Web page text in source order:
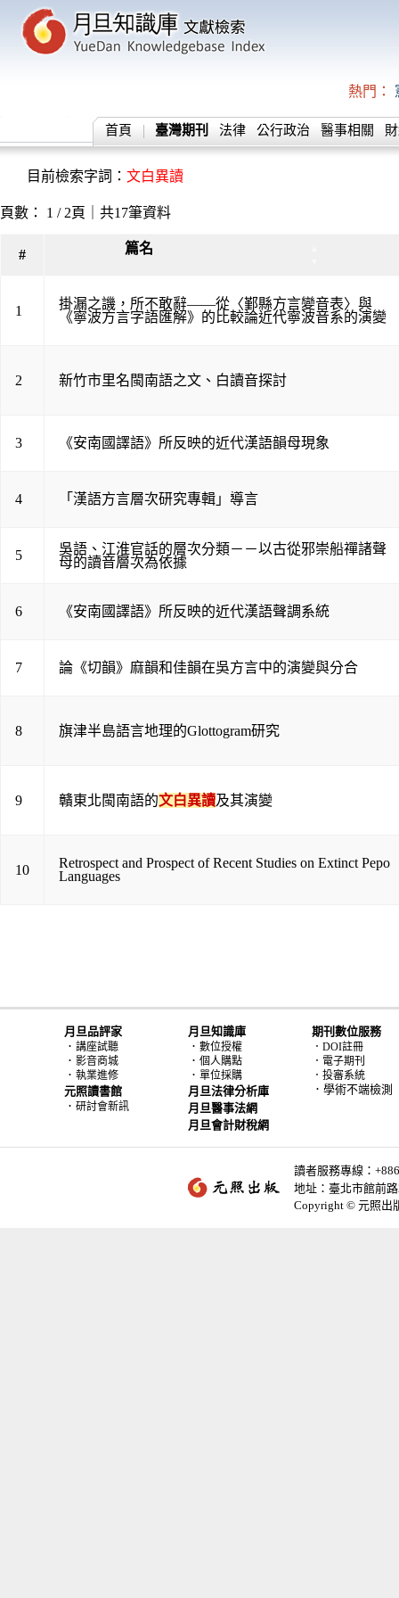
熱門：
首頁 臺灣期刊 法律 公行政治 醫事相關
目前檢索字詞： 文白異讀
頁數： 1 / 2頁｜共17筆資料
# 篇名
1
掛漏之譏，所不敢辭——從〈鄞縣方言變音表〉與
《寧波方言字語匯解》的比較論近代寧波音系的演變
2 新竹市里名閩南語之文、白讀音探討
3 《安南國譯語》所反映的近代漢語韻母現象
4 「漢語方言層次研究專輯」導言
5
吳語、江淮官話的層次分類－－以古從邪崇船禪諸聲
母的讀音層次為依據
6 《安南國譯語》所反映的近代漢語聲調系統
7 論《切韻》麻韻和佳韻在吳方言中的演變與分合
8 旗津半島語言地理的Glottogram研究
9 贛東北閩南語的文白異讀及其演變
10
Retrospect and Prospect of Recent Studies on Extinct Pepo
Languages
月旦品評家
． 講座試聽
． 影音商城
． 執業進修
元照讀書館
． 研討會新訊
月旦知識庫
． 數位授權
． 個人購點
． 單位採購
月旦法律分析庫
月旦醫事法網
月旦會計財稅網
期刊數位服務
．DOI註冊
．電子期刊
．投審系統
．學術不端檢測
讀者服務專線：
地址：臺北市館前
Copyright © 元照出